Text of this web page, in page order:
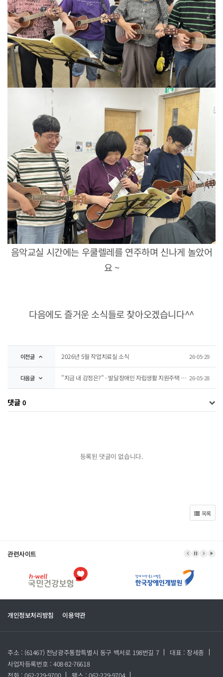
음악교실 시간에는 우쿨렐레를 연주하며 신나게 놀았어
요 ~
다음에도 즐거운 소식들로 찾아오겠습니다^^
이전글 2026년 5월 작업치료실 소식 26-05-29
다음글 "지금 내 감정은?" - 발달장애인 자립생활 지원주택 입주인 자조모임 진행 26-05-28
댓글 0
등록된 댓글이 없습니다.
목록
관련사이트 이전 배너
배너 정지
다음배
개인정보처리방침 이용약관
주소 : (61467) 전남광주통합특별시 동구 백서로 198번길 7
대표 : 장세종
사업자등록번호 : 408-82-76618
전화 : 062-229-9700
팩스 : 062-229-9704